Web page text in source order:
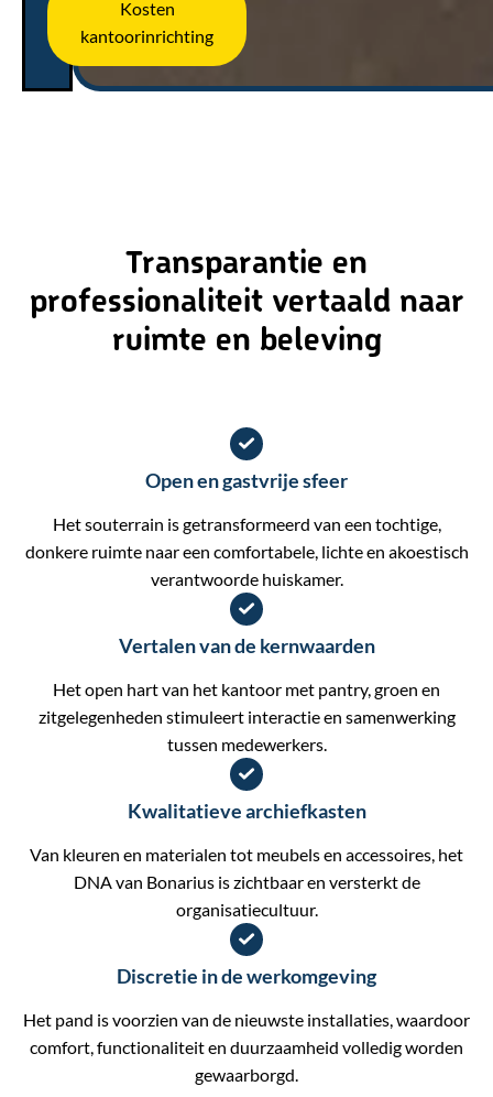
Kosten
kantoorinrichting
Transparantie en
professionaliteit vertaald naar
ruimte en beleving
Open en gastvrije sfeer
Het souterrain is getransformeerd van een tochtige,
donkere ruimte naar een comfortabele, lichte en akoestisch
verantwoorde huiskamer.
Vertalen van de kernwaarden
Het open hart van het kantoor met pantry, groen en
zitgelegenheden stimuleert interactie en samenwerking
tussen medewerkers.
Kwalitatieve archiefkasten
Van kleuren en materialen tot meubels en accessoires, het
DNA van Bonarius is zichtbaar en versterkt de
organisatiecultuur.
Discretie in de werkomgeving
Het pand is voorzien van de nieuwste installaties, waardoor
comfort, functionaliteit en duurzaamheid volledig worden
gewaarborgd.